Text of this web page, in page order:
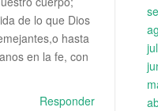
de lo que Dios
hasta
en la fe, con
Responder